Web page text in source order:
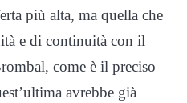
più alta, ma quella che
e di continuità con il
come è il preciso
avrebbe già